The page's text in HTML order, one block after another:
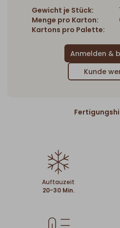
Gewicht je Stück:
Menge pro Karton:
Kartons pro Palette:
Kunde
Auftauzeit
20-30 Min.